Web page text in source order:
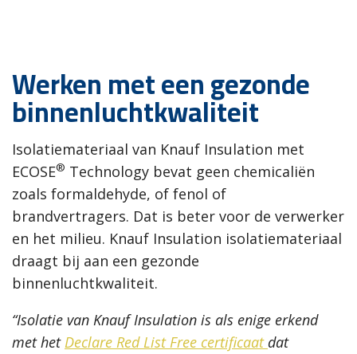
Werken met een gezonde
binnenluchtkwaliteit
Isolatiemateriaal van Knauf Insulation met
ECOSE® Technology bevat geen chemicaliën
zoals formaldehyde, of fenol of
brandvertragers. Dat is beter voor de verwerker
en het milieu. Knauf Insulation isolatiemateriaal
draagt bij aan een gezonde
binnenluchtkwaliteit.
“Isolatie van Knauf Insulation is als enige erkend
met hetDeclare Red List Free certificaat dat